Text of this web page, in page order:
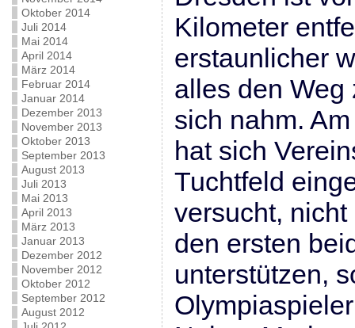
Oktober 2014
Juli 2014
Mai 2014
April 2014
März 2014
Februar 2014
Januar 2014
Dezember 2013
November 2013
Oktober 2013
September 2013
August 2013
Juli 2013
Mai 2013
April 2013
März 2013
Januar 2013
Dezember 2012
November 2012
Oktober 2012
September 2012
August 2012
Kilometer
erstaunlicher
alles den Weg
sich nahm.
hat sich
Tuchtfeld
versucht,
den ersten
unterstützen,